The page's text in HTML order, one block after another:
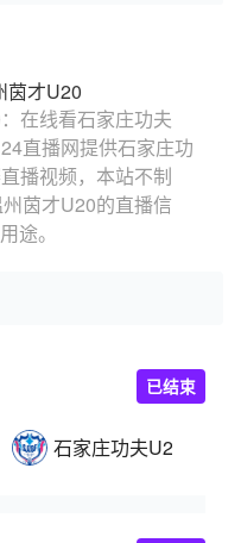
茵才U20
在线看石家庄功夫
直播网提供石家庄功
播视频，本站不制
茵才U20的直播信
途。
石家庄功夫U20
已结束